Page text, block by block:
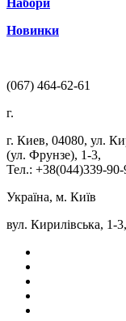
Набори
Новинки
(067) 464-62-61
г.
г. Киев, 04080, ул.
(ул. Фрунзе), 1-3,
Тел.: +38(044)339-90-
Україна, м. Київ
вул. Кирилівська, 1-